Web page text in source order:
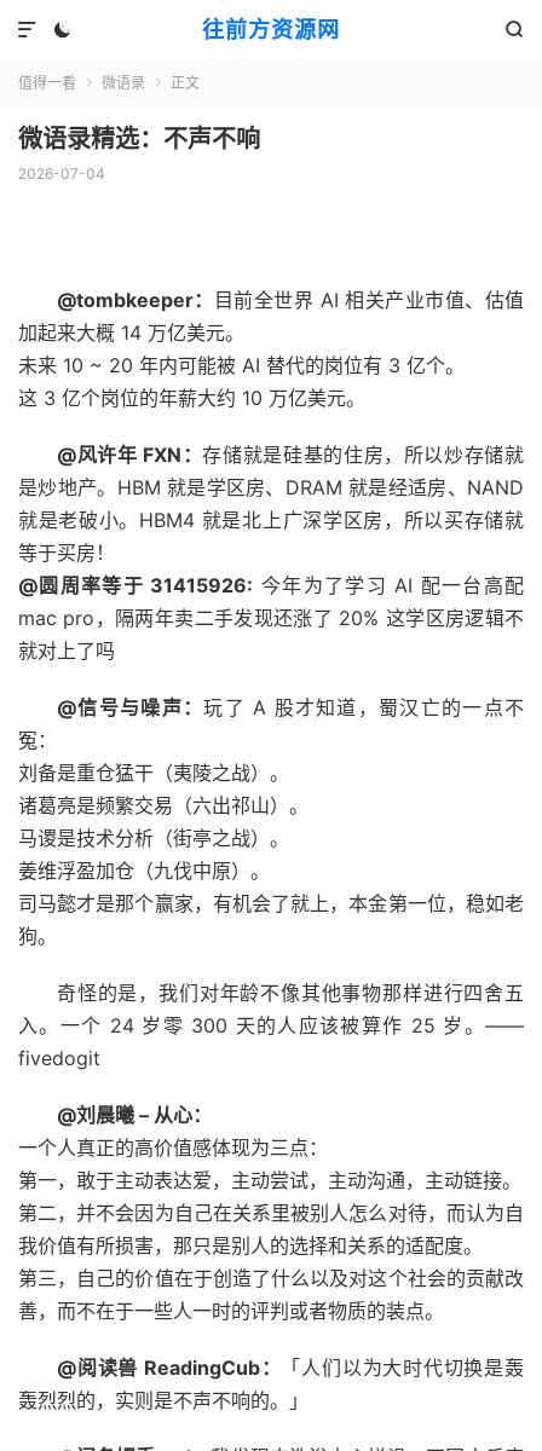
往前方资源网
 

值得一看  微语录  正文
微语录精选：不声不响
2026-07-04
@tombkeeper：
目前全世界 AI 相关产业市值、估值
加起来大概 14 万亿美元。
未来 10 ~ 20 年内可能被 AI 替代的岗位有 3 亿个。
这 3 亿个岗位的年薪大约 10 万亿美元。 ​​​​
@风许年 FXN：存储就是硅基的住房，所以炒存储就
是炒地产。HBM 就是学区房、DRAM 就是经适房、NAND
就是老破小。HBM4 就是北上广深学区房，所以买存储就
等于买房！
@圆周率等于 31415926: 今年为了学习 AI 配一台高配
mac pro，隔两年卖二手发现还涨了 20% 这学区房逻辑不
就对上了吗
@信号与噪声：玩了 A 股才知道，蜀汉亡的一点不
冤：
刘备是重仓猛干（夷陵之战）。
诸葛亮是频繁交易（六出祁山）。
马谡是技术分析（街亭之战）。
姜维浮盈加仓（九伐中原）。
司马懿才是那个赢家，有机会了就上，本金第一位，稳如老
狗。 ​​​
奇怪的是，我们对年龄不像其他事物那样进行四舍五
入。一个 24 岁零 300 天的人应该被算作 25 岁。——
fivedogit ​​​
@刘晨曦 – 从心：
一个人真正的高价值感体现为三点：
第一，敢于主动表达爱，主动尝试，主动沟通，主动链接。
第二，并不会因为自己在关系里被别人怎么对待，而认为自
我价值有所损害，那只是别人的选择和关系的适配度。
第三，自己的价值在于创造了什么以及对这个社会的贡献改
善，而不在于一些人一时的评判或者物质的装点。
@阅读兽 ReadingCub：
「人们以为大时代切换是轰
轰烈烈的，实则是不声不响的。」